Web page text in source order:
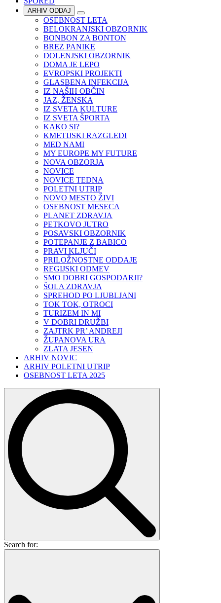
ARHIV ODDAJ
OSEBNOST LETA
BELOKRANJSKI OBZORNIK
BONBON ZA BONTON
BREZ PANIKE
DOLENJSKI OBZORNIK
DOMA JE LEPO
EVROPSKI PROJEKTI
GLASBENA INFEKCIJA
IZ NAŠIH OBČIN
JAZ, ŽENSKA
IZ SVETA KULTURE
IZ SVETA ŠPORTA
KAKO SI?
KMETIJSKI RAZGLEDI
MED NAMI
MY EUROPE MY FUTURE
NOVA OBZORJA
NOVICE
NOVICE TEDNA
POLETNI UTRIP
NOVO MESTO ŽIVI
OSEBNOST MESECA
PLANET ZDRAVJA
PETKOVO JUTRO
POSAVSKI OBZORNIK
POTEPANJE Z BABICO
PRAVI KLJUČI
PRILOŽNOSTNE ODDAJE
REGIJSKI ODMEV
SMO DOBRI GOSPODARJI?
ŠOLA ZDRAVJA
SPREHOD PO LJUBLJANI
TOK TOK, OTROCI
TURIZEM IN MI
V DOBRI DRUŽBI
ZAJTRK PR’ ANDREJI
ŽUPANOVA URA
ZLATA JESEN
ARHIV NOVIC
ARHIV POLETNI UTRIP
OSEBNOST LETA 2025
Search for: